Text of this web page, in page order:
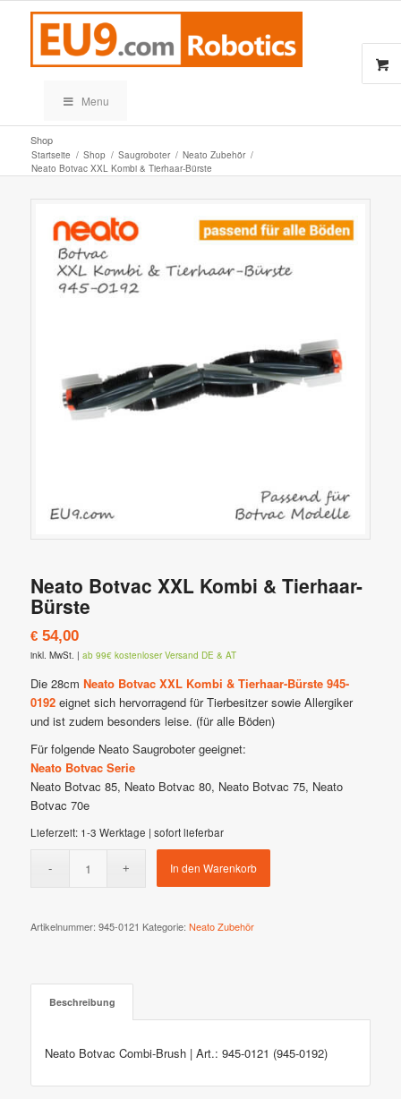
Menu
Shop
Startseite / Shop / Saugroboter / Neato Zubehör /
Neato Botvac XXL Kombi & Tierhaar-Bürste
Neato Botvac XXL Kombi & Tierhaar-
Bürste
€54,00
inkl. MwSt. | ab 99€ kostenloser Versand DE & AT
Die 28cm Neato Botvac XXL Kombi & Tierhaar-Bürste 945-
0192eignet sich hervorragend für Tierbesitzer sowie Allergiker
und ist zudem besonders leise. (für alle Böden)
Für folgende Neato Saugroboter geeignet:
Neato Botvac Serie
Neato Botvac 85, Neato Botvac 80, Neato Botvac 75, Neato
Botvac 70e
Lieferzeit: 1-3 Werktage | sofort lieferbar
In den Warenkorb
Artikelnummer: 945-0121 Kategorie: Neato Zubehör
Beschreibung
Neato Botvac Combi-Brush | Art.: 945-0121 (945-0192)